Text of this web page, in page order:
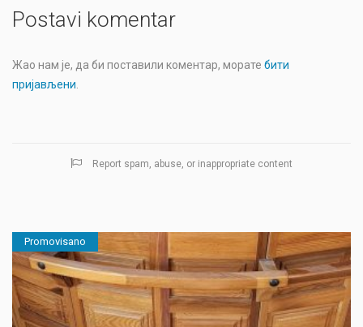
Postavi komentar
Жао нам је, да би поставили коментар, морате бити
пријављени
Report spam, abuse, or inappropriate content
Promovisano